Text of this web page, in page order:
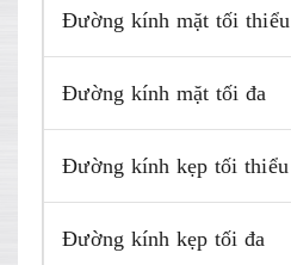
Đường kính mặt tối thiểu
Đường kính mặt tối đa
Đường kính kẹp tối thiểu
Đường kính kẹp tối đa